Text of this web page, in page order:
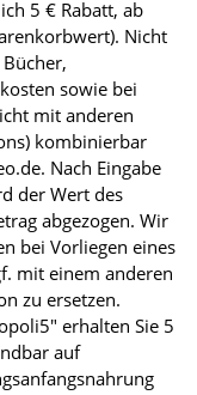
5 € Rabatt, ab
Nicht
sowie bei
mit anderen
kombinierbar
Nach Eingabe
der Wert des
abgezogen. Wir
bei Vorliegen eines
mit einem anderen
zu ersetzen.
erhalten Sie 5
auf